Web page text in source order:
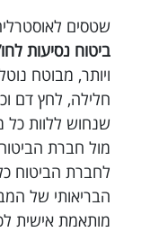
שטסים
ביטוח נסיעות
ויותר, מבוטח
שנחוש ללוות כל
מול חברת
לחברת הביטוח
הבריאותי של
מותאמת אישית